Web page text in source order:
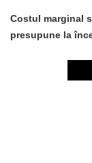
Costul marginal
presupune la